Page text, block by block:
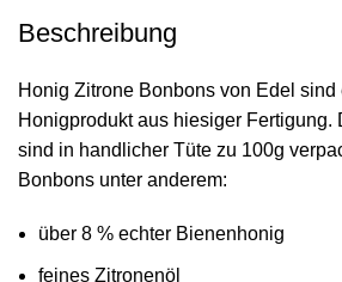
Beschreibung
Honig Zitrone Bonbons von Edel
Honigprodukt aus hiesiger Fertigung.
sind in handlicher Tüte zu 100g
Bonbons unter anderem:
über 8 % echter Bienenhonig
feines Zitronenöl